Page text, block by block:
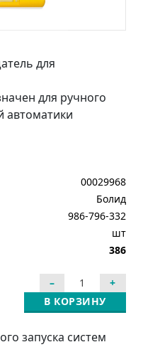
для
для ручного
автоматики
00029968
Болид
986-796-332
шт
386
В КОРЗИНУ
запуска систем